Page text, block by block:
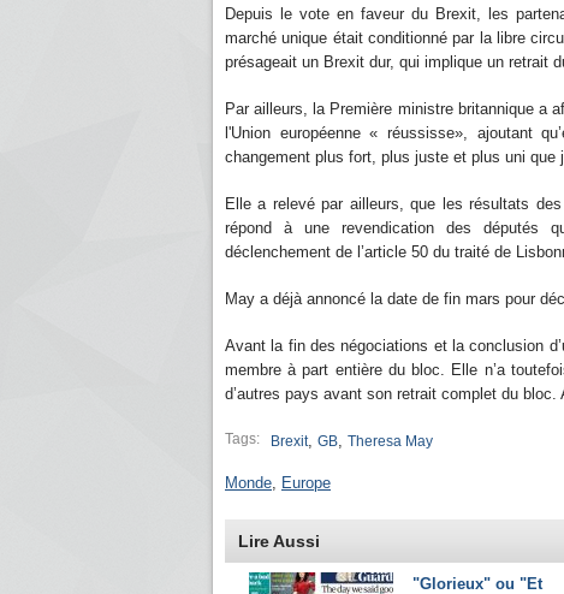
Depuis le vote en faveur du Brexit, les
marché unique était conditionné par la libre
présageait un Brexit dur, qui implique un retrait
Par ailleurs, la Première ministre britannique a
l'Union européenne « réussisse», ajoutant
changement plus fort, plus juste et plus uni que
Elle a relevé par ailleurs, que les résultats
répond à une revendication des députés
déclenchement de l’article 50 du traité de
May a déjà annoncé la date de fin mars pour
Avant la fin des négociations et la conclusion
membre à part entière du bloc. Elle n’a
d’autres pays avant son retrait complet du bloc.
Tags: Brexit, GB, Theresa May
Monde, Europe
Lire Aussi
"Glorieux" ou "Et